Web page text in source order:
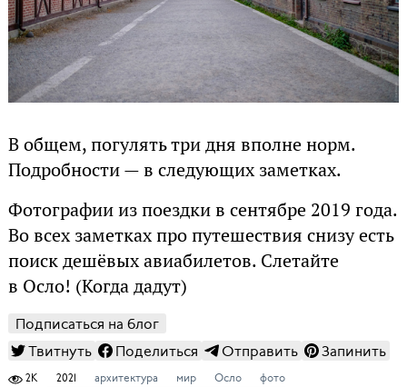
В общем, погулять три дня вполне норм.
Подробности — в следующих заметках.
Фотографии из поездки в сентябре 2019 года.
Во всех заметках про путешествия снизу есть
поиск дешёвых авиабилетов. Слетайте
в Осло! (Когда дадут)
Подписаться на блог
Твитнуть
Поделиться Отправить Запинить
2K 2021 архитектура мир Осло фото